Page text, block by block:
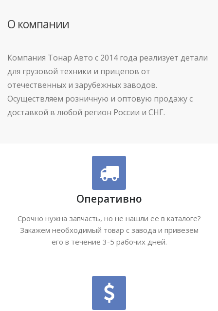
О компании
Компания Тонар Авто с 2014 года реализует детали
для грузовой техники и прицепов от
отечественных и зарубежных заводов.
Осуществляем розничную и оптовую продажу с
доставкой в любой регион России и СНГ.
Оперативно
Срочно нужна запчасть, но не нашли ее в каталоге?
Закажем необходимый товар с завода и привезем
его в течение 3-5 рабочих дней.